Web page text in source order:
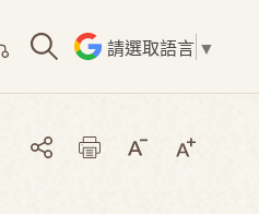
請選取語言 ▼